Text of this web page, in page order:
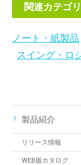
関連カテゴリ
ノート・紙製品
スイング・ロ
製品紹介
リリース情報
WEB版カタログ